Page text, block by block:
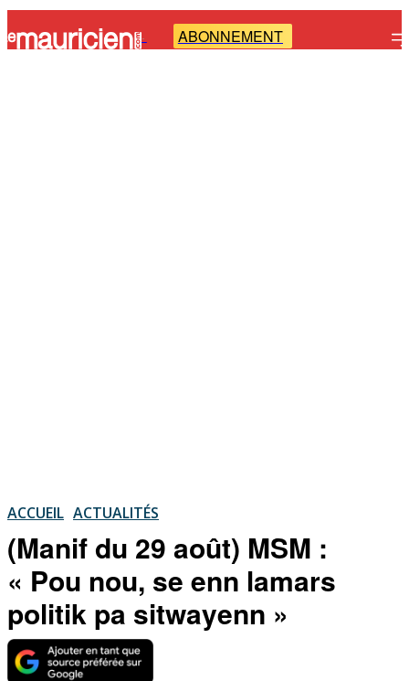
- ABONNEMENT
ACCUEIL ACTUALITÉS
(Manif du 29 août) MSM :
« Pou nou, se enn lamars
politik pa sitwayenn »